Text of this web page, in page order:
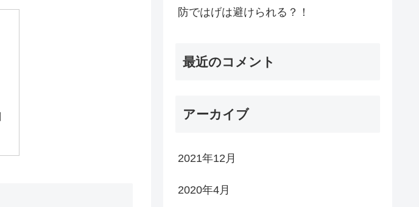
防ではげは避けられる？！
最近のコメント
アーカイブ
2021年12月
2020年4月